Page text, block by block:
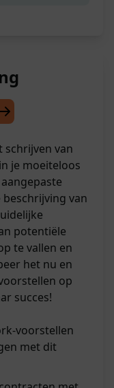
van
je moeiteloos
van
potentiële
te vallen en
het nu en
op
succes!
voorstellen
met dit